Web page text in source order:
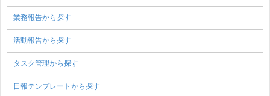
業務報告から探す
活動報告から探す
タスク管理から探す
日報テンプレートから探す